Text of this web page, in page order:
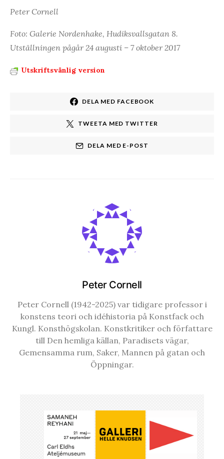
Peter Cornell
Foto: Galerie Nordenhake, Hudiksvallsgatan 8.
Utställningen pågår 24 augusti – 7 oktober 2017
Utskriftsvänlig version
DELA MED FACEBOOK
TWEETA MED TWITTER
DELA MED E-POST
Peter Cornell
Peter Cornell (1942-2025) var tidigare professor i
konstens teori och idéhistoria på Konstfack och
Kungl. Konsthögskolan. Konstkritiker och författare
till Den hemliga källan, Paradisets vägar,
Gemensamma rum, Saker, Mannen på gatan och
Öppningar.